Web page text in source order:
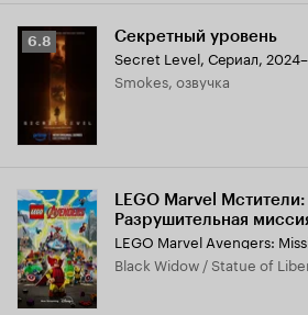
Рейтинг
Кинопоиска
6.8
6.8 Секретный уровень
Secret Level, Сериал,
Smokes, озвучка
LEGO Marvel Мстители:
Разрушительная
Black Widow / Statue of